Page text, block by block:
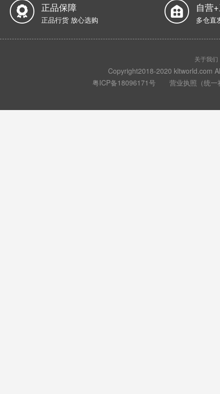
正品保障
正品行货 放心选购
自营
多仓直
关于我们
Copyright2018-2020 kltworld.com
粤ICP备18096171号 营业执照（统一